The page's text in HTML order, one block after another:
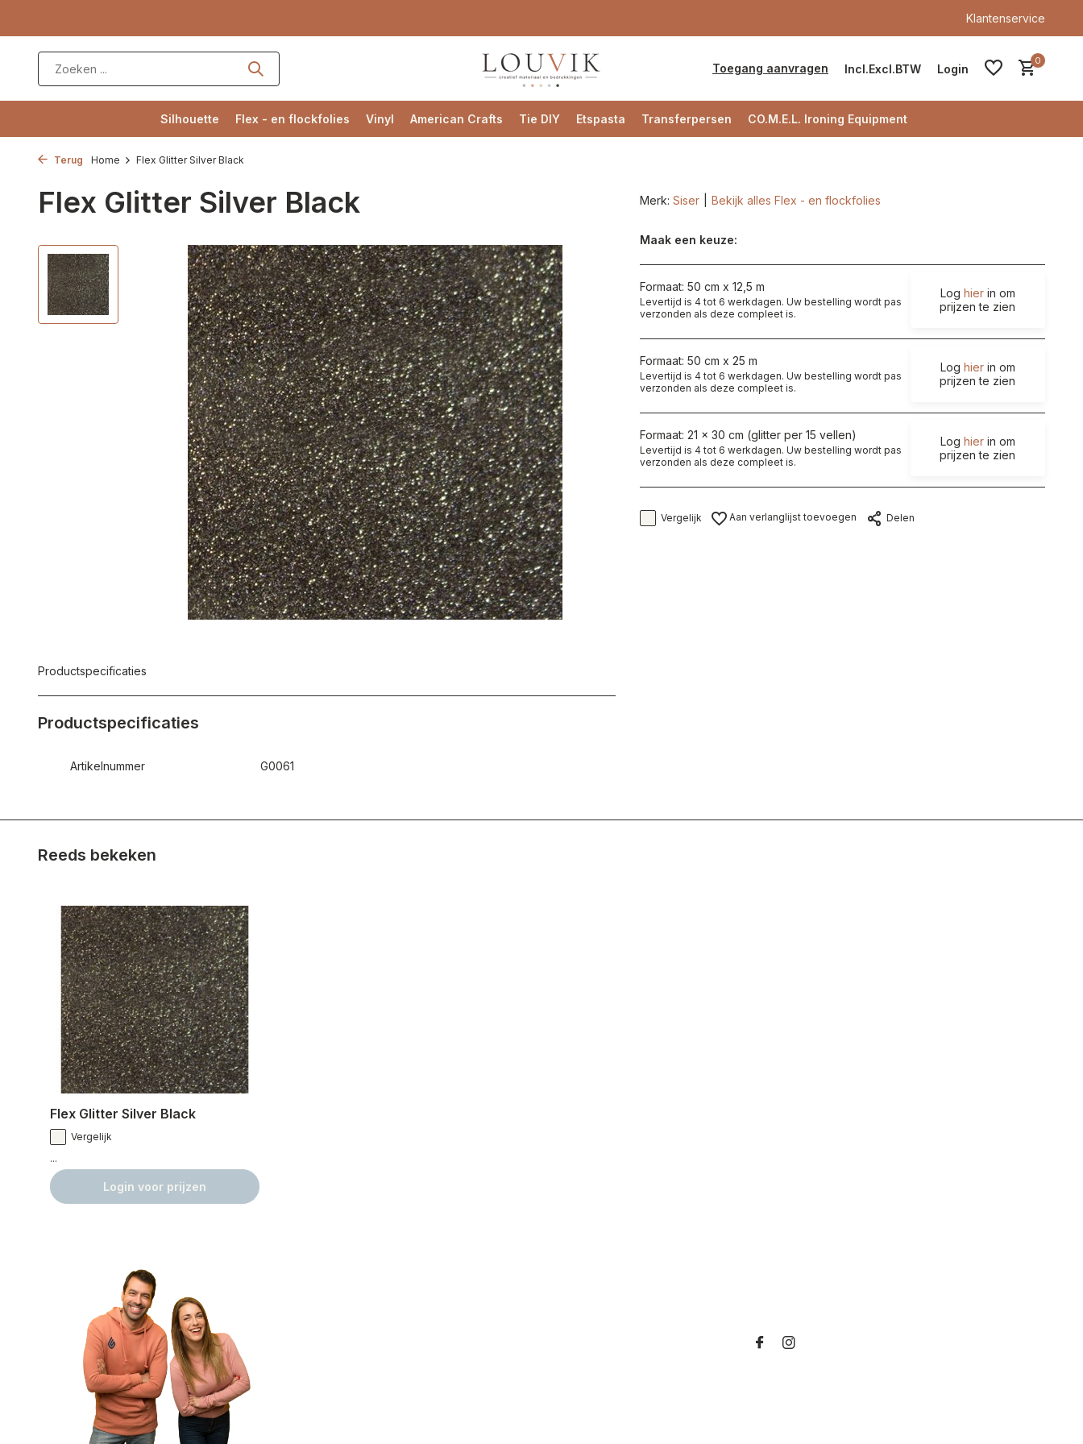
Klantenservice
Toegang aanvragen Incl.Excl.BTW Login
0
Silhouette Flex - en flockfolies Vinyl American Crafts Tie DIY Etspasta Transferpersen CO.M.E.L. Ironing Equipment
Terug Home Flex Glitter Silver Black
Flex Glitter Silver Black
Productspecificaties
Productspecificaties
Artikelnummer G0061
Merk: Siser Bekijk alles Flex - en flockfolies
Maak een keuze:
Formaat: 50 cm x 12,5 m
Levertijd is 4 tot 6 werkdagen. Uw bestelling wordt pas
verzonden als deze compleet is.
Log hierin om
prijzen te zien
Formaat: 50 cm x 25 m
Levertijd is 4 tot 6 werkdagen. Uw bestelling wordt pas
verzonden als deze compleet is.
Log hierin om
prijzen te zien
Formaat: 21 x 30 cm (glitter per 15 vellen)
Levertijd is 4 tot 6 werkdagen. Uw bestelling wordt pas
verzonden als deze compleet is.
Log hierin om
prijzen te zien
Vergelijk Aan verlanglijst toevoegen Delen
Reeds bekeken
Flex Glitter Silver Black
Vergelijk
...
Login voor prijzen